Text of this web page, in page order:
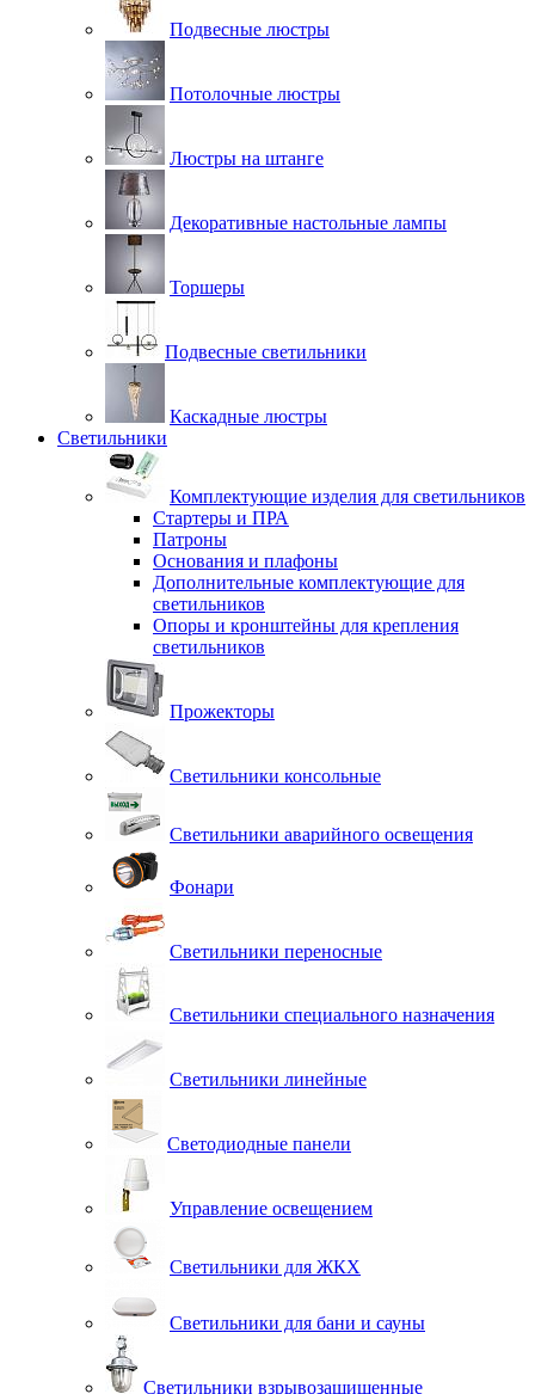
Подвесные люстры
Потолочные люстры
Люстры на штанге
Декоративные настольные лампы
Торшеры
Подвесные светильники
Каскадные люстры
Светильники
Комплектующие изделия для светильников
Стартеры и ПРА
Патроны
Основания и плафоны
Дополнительные комплектующие для
светильников
Опоры и кронштейны для крепления
светильников
Прожекторы
Светильники консольные
Светильники аварийного освещения
Фонари
Светильники переносные
Светильники специального назначения
Светильники линейные
Светодиодные панели
Управление освещением
Светильники для ЖКХ
Светильники для бани и сауны
Светильники взрывозащищенные